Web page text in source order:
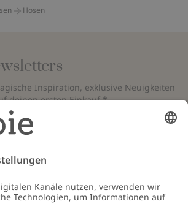
Hosen
Inspiration, exklusive Neuigkeiten
deinen ersten Einkauf.*
Bestellung und ist nicht mit anderen Rabatten
Gilt nicht für limitierte Artikel. Bitte
Lies unsere
Schicken